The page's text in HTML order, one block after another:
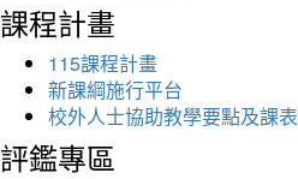
課程計畫
115課程計畫
新課綱施行平台
校外人士協助教學要點及課表
評鑑專區